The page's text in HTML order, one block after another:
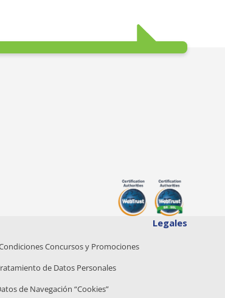
Legales
Concursos y Promociones
de Datos Personales
de Navegación “Cookies”